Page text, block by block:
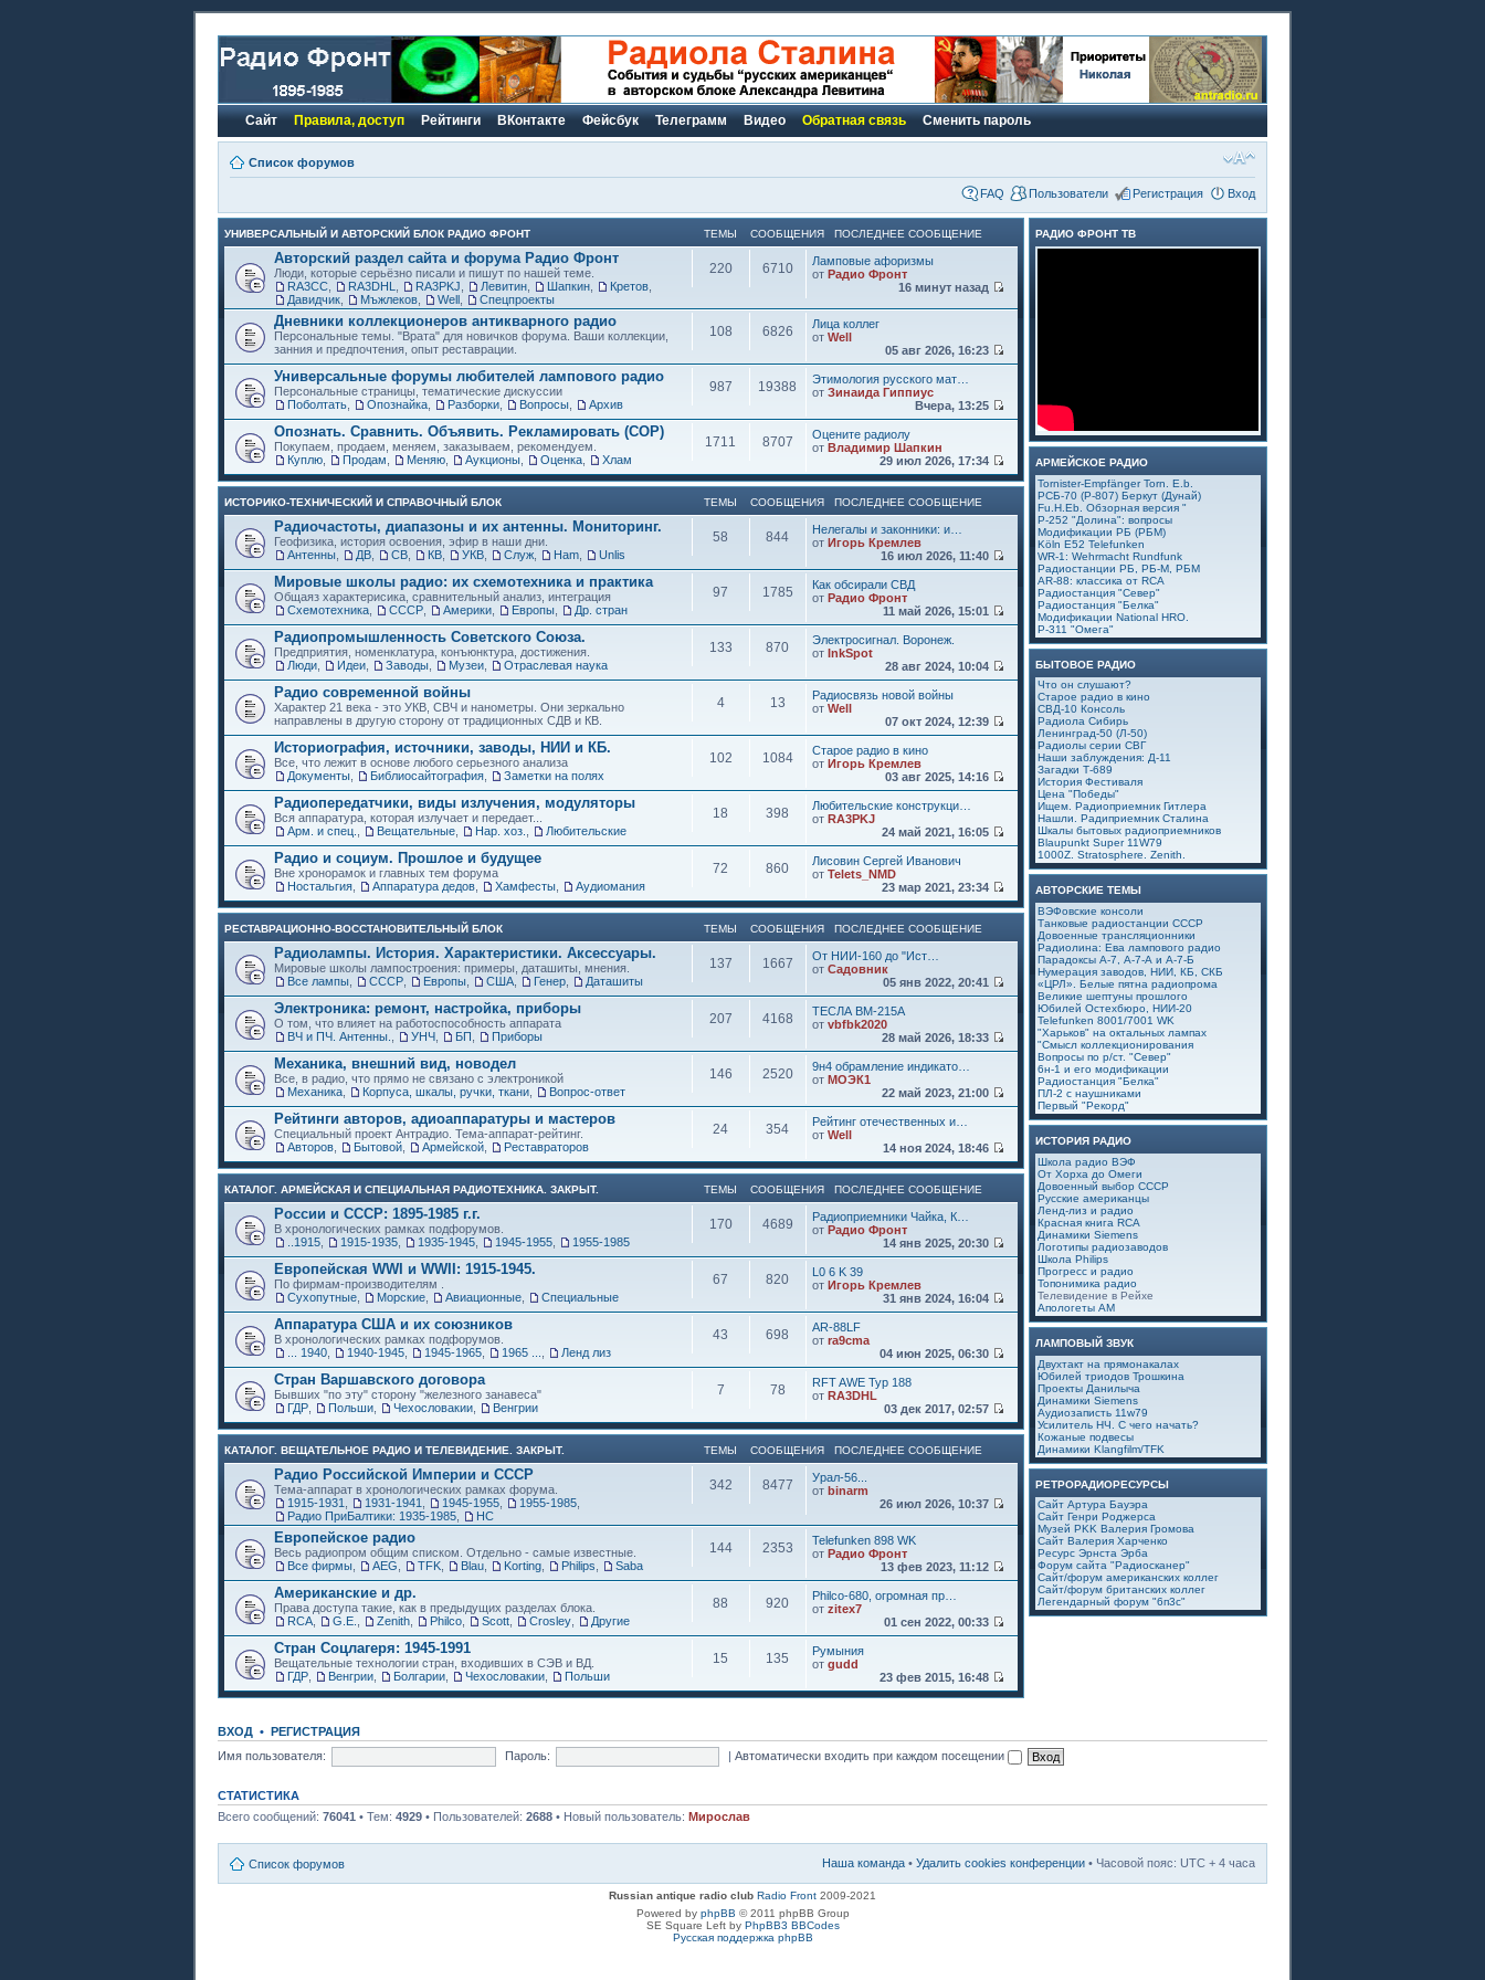
Сайт Правила, доступ Рейтинги ВКонтакте Фейсбук Телеграмм Видео Обратная связь Сменить пароль
Список форумов
FAQ Пользователи Регистрация Вход
УНИВЕРСАЛЬНЫЙ И АВТОРСКИЙ БЛОК РАДИО ФРОНТ ТЕМЫ СООБЩЕНИЯ ПОСЛЕДНЕЕ СООБЩЕНИЕ
Авторский раздел сайта и форума Радио Фронт
Люди, которые серьёзно писали и пишут по нашей теме.
RA3CC
RA3DHL RA3PKJ Левитин Шапкин Кретов
Давидчик
Мъжлеков Well Спецпроекты
220 6710
Ламповые афоризмы
от Радио Фронт
16 минут назад
Дневники коллекционеров антикварного радио
Персональные темы. "Врата" для новичков форума. Ваши коллекции,
занния и предпочтения, опыт реставрации.
108 6826
Лица коллег
от Well
05 авг 2026, 16:23
Универсальные форумы любителей лампового радио
Персональные страницы, тематические дискуссии
Поболтать
Опознайка Разборки Вопросы Архив
987 19388
Этимология русского мат…
от Зинаида Гиппиус
Вчера, 13:25
Опознать. Сравнить. Объявить. Рекламировать (СОР)
Покупаем, продаем, меняем, заказываем, рекомендуем.
Куплю
Продам Меняю Аукционы Оценка Хлам
1711 8707
Оцените радиолу
от Владимир Шапкин
29 июл 2026, 17:34
ИСТОРИКО-ТЕХНИЧЕСКИЙ И СПРАВОЧНЫЙ БЛОК ТЕМЫ СООБЩЕНИЯ ПОСЛЕДНЕЕ СООБЩЕНИЕ
Радиочастоты, диапазоны и их антенны. Мониторинг.
Геофизика, история освоения, эфир в наши дни.
Антенны
ДВ СВ КВ УКВ Служ Ham Unlis
58 844
Нелегалы и законники: и…
от Игорь Кремлев
16 июл 2026, 11:40
Мировые школы радио: их схемотехника и практика
Общаяз характерисика, сравнительный анализ, интеграция
Схемотехника
СССР Америки Европы Др. стран
97 1785
Как обсирали СВД
от Радио Фронт
11 май 2026, 15:01
Радиопромышленность Советского Союза.
Предприятия, номенклатура, конъюнктура, достижения.
Люди
Идеи Заводы Музеи Отраслевая наука
133 870
Электросигнал. Воронеж.
от InkSpot
28 авг 2024, 10:04
Радио современной войны
Характер 21 века - это УКВ, СВЧ и нанометры. Они зеркально
направлены в другую сторону от традиционных СДВ и КВ.
4 13
Радиосвязь новой войны
от Well
07 окт 2024, 12:39
Историография, источники, заводы, НИИ и КБ.
Все, что лежит в основе любого серьезного анализа
Документы
Библиосайтография Заметки на полях
102 1084
Старое радио в кино
от Игорь Кремлев
03 авг 2025, 14:16
Радиопередатчики, виды излучения, модуляторы
Вся аппаратура, которая излучает и передает...
Арм. и спец.
Вещательные Нар. хоз. Любительские
18 398
Любительские конструкци…
от RA3PKJ
24 май 2021, 16:05
Радио и социум. Прошлое и будущее
Вне хронорамок и главных тем форума
Ностальгия
Аппаратура дедов Хамфесты Аудиомания
72 860
Лисовин Сергей Иванович
от Telets_NMD
23 мар 2021, 23:34
РЕСТАВРАЦИОННО-ВОССТАНОВИТЕЛЬНЫЙ БЛОК ТЕМЫ СООБЩЕНИЯ ПОСЛЕДНЕЕ СООБЩЕНИЕ
Радиолампы. История. Характеристики. Аксессуары.
Мировые школы лампостроения: примеры, даташиты, мнения.
Все лампы
СССР Европы США Генер Даташиты
137 1667
От НИИ-160 до "Ист…
от Садовник
05 янв 2022, 20:41
Электроника: ремонт, настройка, приборы
О том, что влияет на работоспособность аппарата
ВЧ и ПЧ. Антенны.
УНЧ БП Приборы
207 4168
ТЕСЛА ВМ-215А
от vbfbk2020
28 май 2026, 18:33
Механика, внешний вид, новодел
Все, в радио, что прямо не связано с электроникой
Механика
Корпуса, шкалы, ручки, ткани Вопрос-ответ
146 2520
9н4 обрамление индикато…
от МОЭК1
22 май 2023, 21:00
Рейтинги авторов, адиоаппаратуры и мастеров
Специальный проект Антрадио. Тема-аппарат-рейтинг.
Авторов
Бытовой Армейской Реставраторов
24 354
Рейтинг отечественных и…
от Well
14 ноя 2024, 18:46
КАТАЛОГ. АРМЕЙСКАЯ И СПЕЦИАЛЬНАЯ РАДИОТЕХНИКА. ЗАКРЫТ. ТЕМЫ СООБЩЕНИЯ ПОСЛЕДНЕЕ СООБЩЕНИЕ
России и СССР: 1895-1985 г.г.
В хронологических рамках подфорумов.
..1915
1915-1935 1935-1945 1945-1955 1955-1985
170 4689
Радиоприемники Чайка, К…
от Радио Фронт
14 янв 2025, 20:30
Европейская WWI и WWII: 1915-1945.
По фирмам-производителям .
Сухопутные
Морские Авиационные Специальные
67 820
L0 6 K 39
от Игорь Кремлев
31 янв 2024, 16:04
Аппаратура США и их союзников
В хронологических рамках подфорумов.
... 1940
1940-1945 1945-1965 1965 ... Ленд лиз
43 698
AR-88LF
от ra9cma
04 июн 2025, 06:30
Стран Варшавского договора
Бывших "по эту" сторону "железного занавеса"
ГДР
Польши Чехословакии Венгрии
7 78
RFT AWE Typ 188
от RA3DHL
03 дек 2017, 02:57
КАТАЛОГ. ВЕЩАТЕЛЬНОЕ РАДИО И ТЕЛЕВИДЕНИЕ. ЗАКРЫТ. ТЕМЫ СООБЩЕНИЯ ПОСЛЕДНЕЕ СООБЩЕНИЕ
Радио Российской Империи и СССР
Тема-аппарат в хронологических рамках форума.
1915-1931
1931-1941 1945-1955 1955-1985
Радио ПриБалтики: 1935-1985
НС
342 8477
Урал-56...
от binarm
26 июл 2026, 10:37
Европейское радио
Весь радиопром общим списком. Отдельно - самые известные.
Все фирмы
AEG TFK Blau Korting Philips Saba
144 2353
Telefunken 898 WK
от Радио Фронт
13 фев 2023, 11:12
Американские и др.
Права доступа такие, как в предыдущих разделах блока.
RCA
G.E. Zenith Philco Scott Crosley Другие
88 920
Philco-680, огромная пр…
от zitex7
01 сен 2022, 00:33
Стран Соцлагеря: 1945-1991
Вещательные технологии стран, входивших в СЭВ и ВД.
ГДР
Венгрии Болгарии Чехословакии Польши
15 135
Румыния
от gudd
23 фев 2015, 16:48
РАДИО ФРОНТ ТВ
АРМЕЙСКОЕ РАДИО
Tornister-Empfänger Torn. E.b.
РСБ-70 (Р-807) Беркут (Дунай)
Fu.H.Eb. Обзорная версия "
Р-252 "Долина": вопросы
Модификации РБ (РБМ)
Köln E52 Telefunken
WR-1: Wehrmacht Rundfunk
Радиостанции РБ, РБ-М, РБМ
AR-88: классика от RCA
Радиостанция "Север"
Радиостанция "Белка"
Модификации National HRO.
Р-311 "Омега"
БЫТОВОЕ РАДИО
Что он слушают?
Старое радио в кино
СВД-10 Консоль
Радиола Сибирь
Ленинград-50 (Л-50)
Радиолы серии СВГ
Наши заблуждения: Д-11
Загадки Т-689
История Фестиваля
Цена "Победы"
Ищем. Радиоприемник Гитлера
Нашли. Радиприемник Сталина
Шкалы бытовых радиоприемников
Blaupunkt Super 11W79
1000Z. Stratosphere. Zenith.
АВТОРСКИЕ ТЕМЫ
ВЭФовские консоли
Танковые радиостанции СССР
Довоенные трансляционники
Радиолина: Ева лампового радио
Парадоксы А-7, А-7-А и А-7-Б
Нумерация заводов, НИИ, КБ, СКБ
«ЦРЛ». Белые пятна радиопрома
Великие шептуны прошлого
Юбилей Остехбюро, НИИ-20
Telefunken 8001/7001 WK
"Харьков" на октальных лампах
"Смысл коллекционирования
Вопросы по р/ст. "Север"
6н-1 и его модификации
Радиостанция "Белка"
ПЛ-2 с наушниками
Первый "Рекорд"
ИСТОРИЯ РАДИО
Школа радио ВЭФ
От Хорха до Омеги
Довоенный выбор СССР
Русские американцы
Ленд-лиз и радио
Красная книга RCA
Динамики Siemens
Логотипы радиозаводов
Школа Philips
Прогресс и радио
Топонимика радио
Телевидение в Рейхе
Апологеты АМ
ЛАМПОВЫЙ ЗВУК
Двухтакт на прямонакалах
Юбилей триодов Трошкина
Проекты Данилыча
Динамики Siemens
Аудиозаписть 11w79
Усилитель НЧ. С чего начать?
Кожаные подвесы
Динамики Klangfilm/TFK
РЕТРОРАДИОРЕСУРСЫ
Сайт Артура Бауэра
Сайт Генри Роджерса
Музей PKK Валерия Громова
Сайт Валерия Харченко
Ресурс Эрнста Эрба
Форум сайта "Радиосканер"
Сайт/форум американских коллег
Сайт/форум британских коллег
Легендарный форум "6п3с"
ВХОД • РЕГИСТРАЦИЯ
Имя пользователя:
Пароль: | Автоматически входить при каждом посещении
СТАТИСТИКА
Всего сообщений: 76041 • Тем: 4929 • Пользователей: 2688 • Новый пользователь: Мирослав
Список форумов Наша команда • Удалить cookies конференции • Часовой пояс: UTC + 4 часа
Russian antique radio club Radio Front 2009-2021
Powered by phpBB © 2011 phpBB Group
SE Square Left by PhpBB3 BBCodes
Русская поддержка phpBB